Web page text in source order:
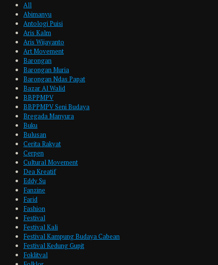
All
Abimanyu
Antologi Puisi
Aris Kalm
Aris Wijayanto
Art Movement
Barongan
Barongan Muria
Barongan Ndas Papat
Bazar Al Walid
BBPPMPV
BBPPMPV Seni Budaya
Bregada Manyura
Buku
Bulusan
Cerita Rakyat
Cerpen
Cultural Movement
Dea Kreatif
Eddy Su
Fanzine
Farid
Fashion
Festival
Festival Kali
Festival Kampung Budaya Cabean
Festival Kedung Gupit
Foklitval